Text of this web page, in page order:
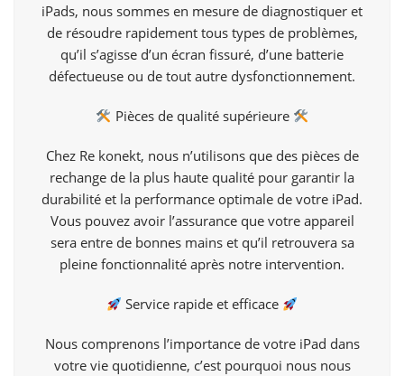
iPads, nous sommes en mesure de diagnostiquer et
de résoudre rapidement tous types de problèmes,
qu’il s’agisse d’un écran fissuré, d’une batterie
défectueuse ou de tout autre dysfonctionnement.
Pièces de qualité supérieure
Chez Re konekt, nous n’utilisons que des pièces de
rechange de la plus haute qualité pour garantir la
durabilité et la performance optimale de votre iPad.
Vous pouvez avoir l’assurance que votre appareil
sera entre de bonnes mains et qu’il retrouvera sa
pleine fonctionnalité après notre intervention.
Service rapide et efficace
Nous comprenons l’importance de votre iPad dans
votre vie quotidienne, c’est pourquoi nous nous